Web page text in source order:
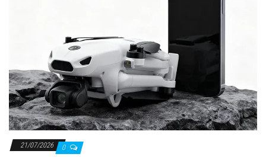
21/07/2026 0